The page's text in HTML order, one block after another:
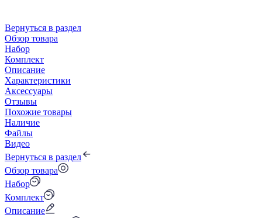
Вернуться в раздел
Обзор товара
Набор
Комплект
Описание
Характеристики
Аксессуары
Отзывы
Похожие товары
Наличие
Файлы
Видео
Вернуться в раздел
Обзор товара
Набор
Комплект
Описание